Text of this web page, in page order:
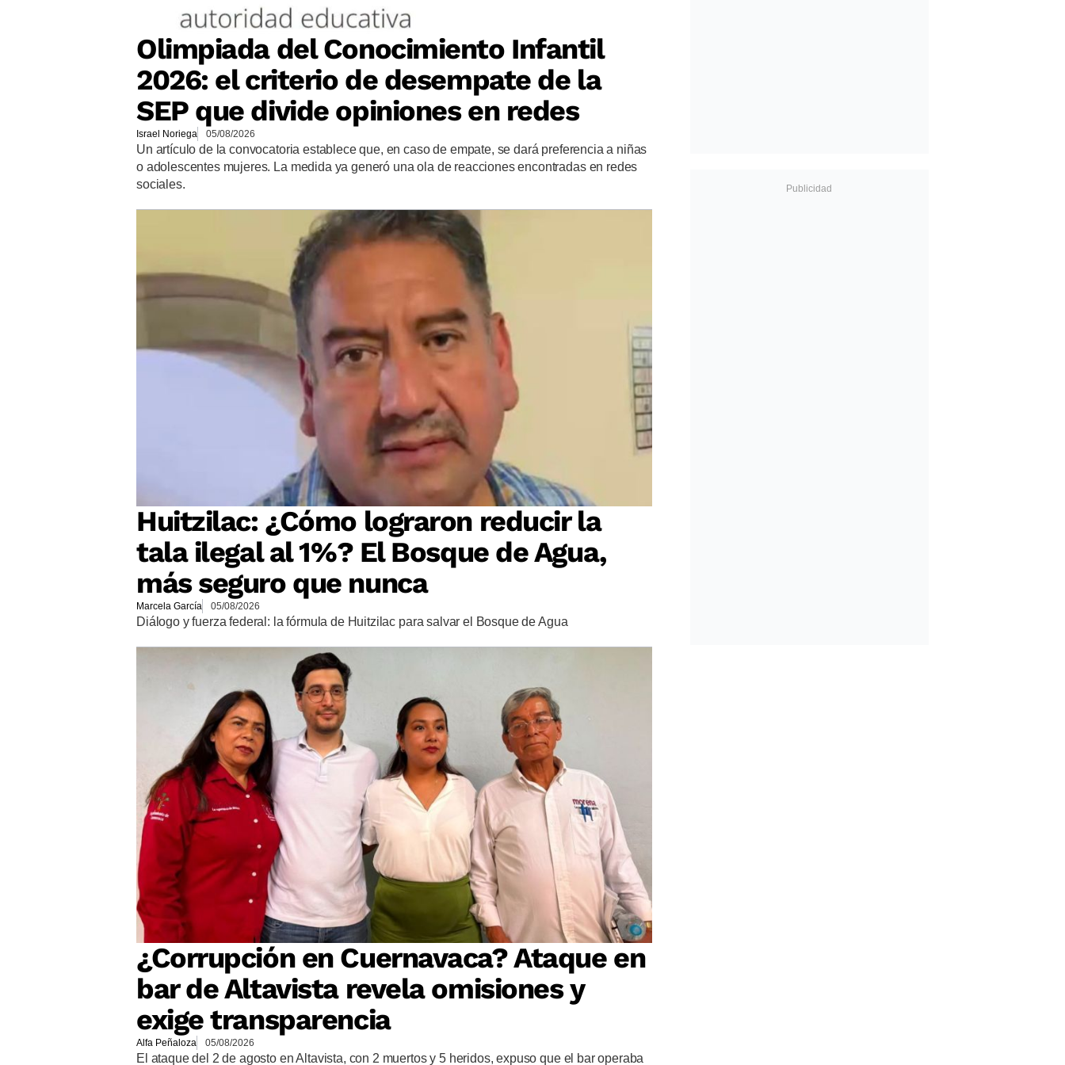
Olimpiada del Conocimiento Infantil
2026: el criterio de desempate de la
SEP que divide opiniones en redes
Israel Noriega 05/08/2026
Un artículo de la convocatoria establece que, en caso de empate, se dará preferencia a niñas
o adolescentes mujeres. La medida ya generó una ola de reacciones encontradas en redes
sociales.
Huitzilac: ¿Cómo lograron reducir la
tala ilegal al 1%? El Bosque de Agua,
más seguro que nunca
Marcela García 05/08/2026
Diálogo y fuerza federal: la fórmula de Huitzilac para salvar el Bosque de Agua
¿Corrupción en Cuernavaca? Ataque en
bar de Altavista revela omisiones y
exige transparencia
Alfa Peñaloza 05/08/2026
El ataque del 2 de agosto en Altavista, con 2 muertos y 5 heridos, expuso que el bar operaba